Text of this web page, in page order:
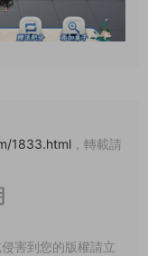
1833.html ，轉載請
害到您的版權請立